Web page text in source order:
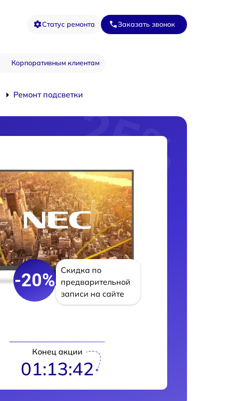
Статус ремонта Заказать звонок
Корпоративным клиентам
Ремонт подсветки
-20%
Скидка по
предварительной
записи на сайте
Конец акции
01:13:41